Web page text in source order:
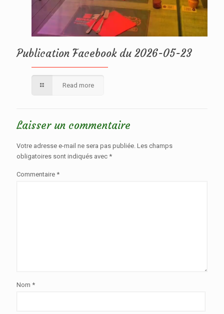
Publication Facebook du 2026-05-23
Read more
Laisser un commentaire
Votre adresse e-mail ne sera pas publiée. Les champs
obligatoires sont indiqués avec *
Commentaire *
Nom *